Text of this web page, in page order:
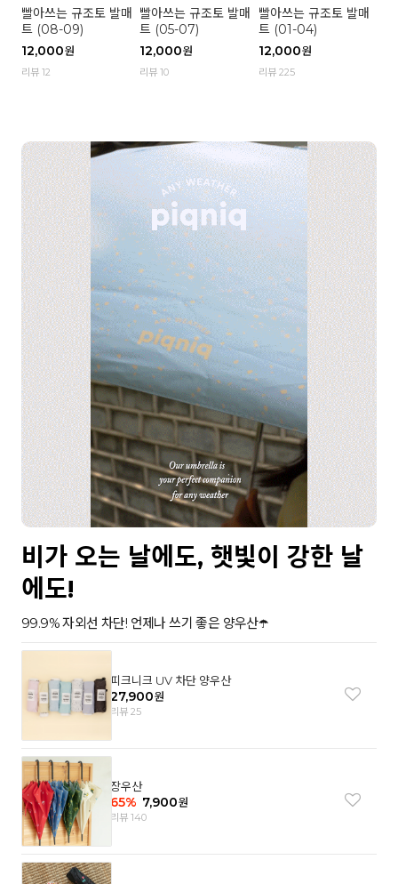
빨아쓰는 규조토 발매
트 (08-09)
12,000원
리뷰 12
빨아쓰는 규조토 발매
트 (05-07)
12,000원
리뷰 10
빨아쓰는 규조토 발매
트 (01-04)
12,000원
리뷰 225
비가 오는 날에도, 햇빛이 강한 날
에도!
99.9% 자외선 차단! 언제나 쓰기 좋은 양우산☂️
피크니크 UV 차단 양우산
27,900원
리뷰 25
장우산
65% 7,900원
리뷰 140